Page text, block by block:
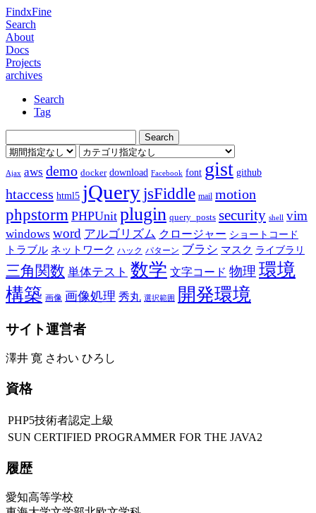
FindxFine
Search
About
Docs
Projects
archives
Search
Tag
Ajax aws demo docker download Facebook font gist github
htaccess html5 jQuery jsFiddle mail motion
phpstorm PHPUnit plugin query_posts security shell vim
windows word アルゴリズム クロージャー ショートコード
トラブル ネットワーク ハック パターン ブラシ マスク ライブラリ
三角関数 単体テスト 数学 文字コード 物理 環境
構築 画像 画像処理 秀丸 選択範囲 開発環境
サイト運営者
澤井 寛 さわい ひろし
資格
PHP5技術者認定上級
SUN CERTIFIED PROGRAMMER FOR THE JAVA2
履歴
愛知高等学校